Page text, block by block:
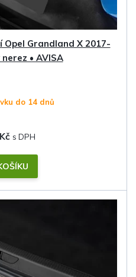
Grandland X 2017-
• AVISA
do 14 dnů